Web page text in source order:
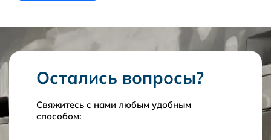
Остались вопросы?
Свяжитесь с нами любым удобным
способом: